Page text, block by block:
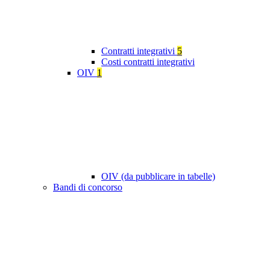
Contratti integrativi 5
Costi contratti integrativi
OIV 1
OIV (da pubblicare in tabelle)
Bandi di concorso